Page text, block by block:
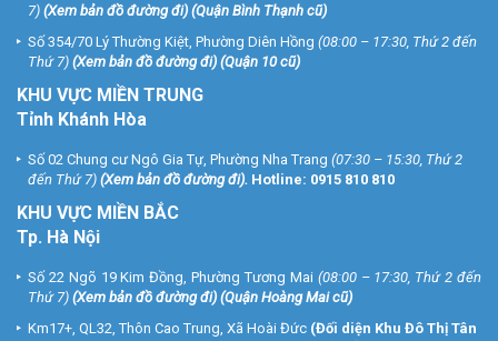
7) (Xem bản đồ đường đi) (Quận Bình Thạnh cũ)
Số 354/70 Lý Thường Kiệt, Phường Diên Hồng (08:00 – 17:30, Thứ 2 đến
Thứ 7) (Xem bản đồ đường đi) (Quận 10 cũ)
KHU VỰC MIỀN TRUNG
Tỉnh Khánh Hòa
Số 02 Chung cư Ngô Gia Tự, Phường Nha Trang (07:30 – 15:30, Thứ 2
đến Thứ 7) (Xem bản đồ đường đi). Hotline: 0915 810 810
KHU VỰC MIỀN BẮC
Tp. Hà Nội
Số 22 Ngõ 19 Kim Đồng, Phường Tương Mai (08:00 – 17:30, Thứ 2 đến
Thứ 7) (Xem bản đồ đường đi) (Quận Hoàng Mai cũ)
Km17+, QL32, Thôn Cao Trung, Xã Hoài Đức (Đối diện Khu Đô Thị Tân